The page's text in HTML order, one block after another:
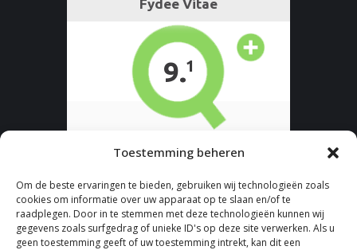
Toestemming beheren
Om de beste ervaringen te bieden, gebruiken wij technologieën zoals
cookies om informatie over uw apparaat op te slaan en/of te
raadplegen. Door in te stemmen met deze technologieën kunnen wij
gegevens zoals surfgedrag of unieke ID's op deze site verwerken. Als u
geen toestemming geeft of uw toestemming intrekt, kan dit een